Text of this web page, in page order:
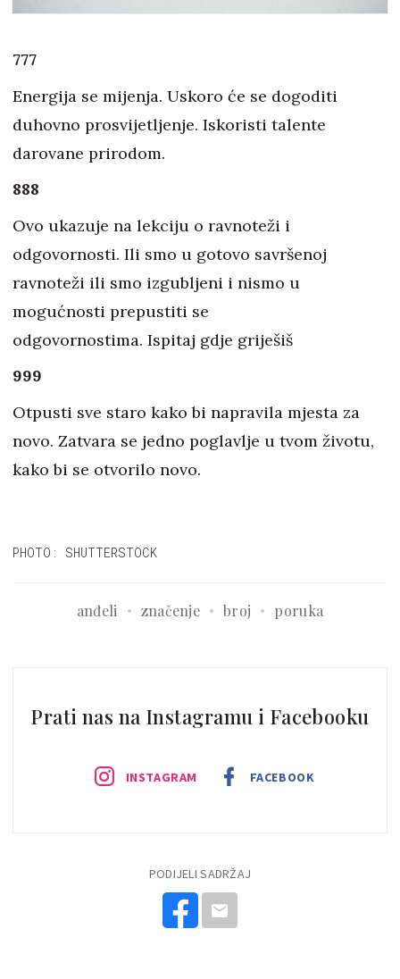
777
Energija se mijenja. Uskoro će se dogoditi
duhovno prosvijetljenje. Iskoristi talente
darovane prirodom.
888
Ovo ukazuje na lekciju o ravnoteži i
odgovornosti. Ili smo u gotovo savršenoj
ravnoteži ili smo izgubljeni i nismo u
mogućnosti prepustiti se
odgovornostima. Ispitaj gdje griješiš
999
Otpusti sve staro kako bi napravila mjesta za
novo. Zatvara se jedno poglavlje u tvom životu,
kako bi se otvorilo novo.
PHOTO: SHUTTERSTOCK
anđeli značenje broj poruka
Prati nas na Instagramu i Facebooku
INSTAGRAM FACEBOOK
PODIJELI SADRŽAJ